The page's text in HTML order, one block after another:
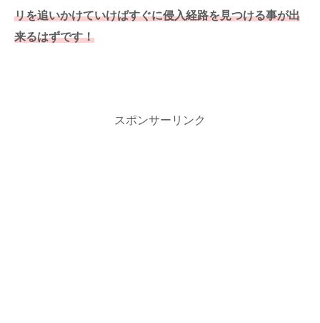
リを追いかけていけばすぐに侵入経路を見つける事が出
来るはずです！
スポンサーリンク